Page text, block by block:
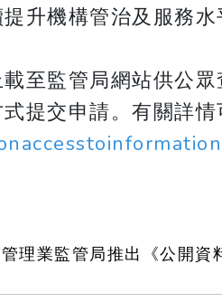
升機構管治及服務
載至監管局網站供公
提交申請。有關詳情
理業監管局推出《公開資